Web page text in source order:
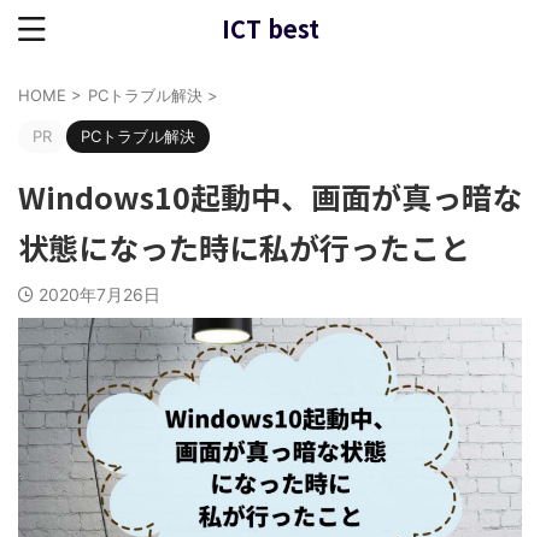
ICT best
HOME > PCトラブル解決 >
PR PCトラブル解決
Windows10起動中、画面が真っ暗な
状態になった時に私が行ったこと
2020年7月26日